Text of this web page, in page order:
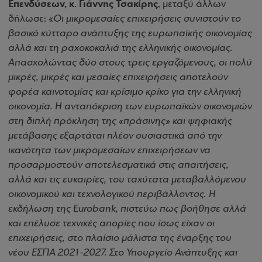
Επενδύσεων, κ. Γιάννης Τσακίρης, μεταξύ άλλων
δήλωσε: «Οι μικρομεσαίες επιχειρήσεις συνιστούν το
βασικό κύτταρο ανάπτυξης της ευρωπαϊκής οικονομίας
αλλά και τη ραχοκοκαλιά της ελληνικής οικονομίας.
Απασχολώντας δύο στους τρεις εργαζόμενους, οι πολύ
μικρές, μικρές και μεσαίες επιχειρήσεις αποτελούν
φορέα καινοτομίας και κρίσιμο κρίκο για την ελληνική
οικονομία. Η ανταπόκριση των ευρωπαϊκών οικονομιών
στη διπλή πρόκληση της «πράσινης» και ψηφιακής
μετάβασης εξαρτάται πλέον ουσιαστικά από την
ικανότητα των μικρομεσαίων επιχειρήσεων να
προσαρμοστούν αποτελεσματικά στις απαιτήσεις,
αλλά και τις ευκαιρίες, του ταχύτατα μεταβαλλόμενου
οικονομικού και τεχνολογικού περιβάλλοντος. Η
εκδήλωση της Eurobank, πιστεύω πως βοήθησε αλλά
και επέλυσε τεχνικές απορίες που ίσως είχαν οι
επιχειρήσεις, στο πλαίσιο μάλιστα της έναρξης του
νέου ΕΣΠΑ 2021-2027. Στο Υπουργείο Ανάπτυξης και